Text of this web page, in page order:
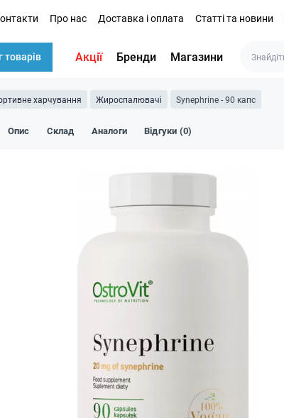
Про нас Доставка і оплата Статті та новини
товарів Акції Бренди Магазини
харчування Жироспалювачі Synephrine - 90 капс
Опис Склад Аналоги Відгуки (0)